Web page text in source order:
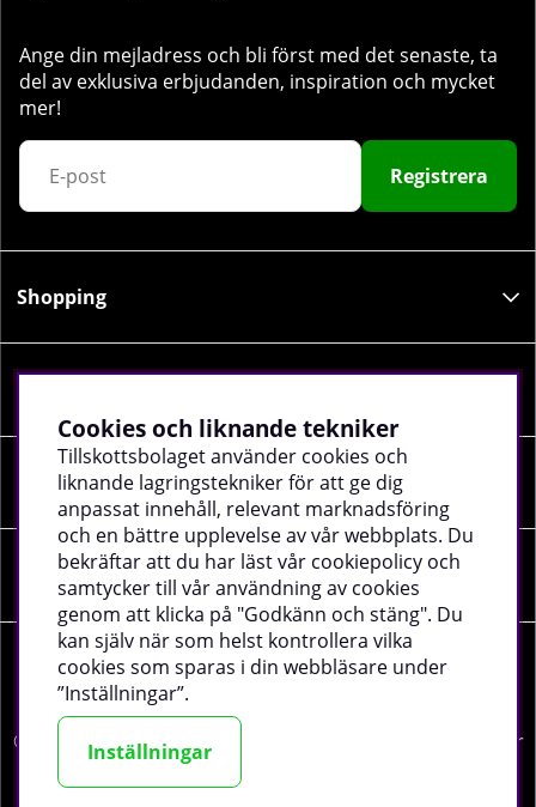
Ange din mejladress och bli först med det senaste, ta
del av exklusiva erbjudanden, inspiration och mycket
mer!
Registrera
Shopping
Sociala medier
Företagsuppgifter
© 2026 tillskottsbolaget.se. Vi använder cookies -
läs mer
Cookies och liknande tekniker
Tillskottsbolaget använder cookies och
liknande lagringstekniker för att ge dig
anpassat innehåll, relevant marknadsföring
och en bättre upplevelse av vår webbplats. Du
bekräftar att du har läst vår cookiepolicy och
samtycker till vår användning av cookies
genom att klicka på "Godkänn och stäng". Du
kan själv när som helst kontrollera vilka
cookies som sparas i din webbläsare under
”Inställningar”.
Inställningar